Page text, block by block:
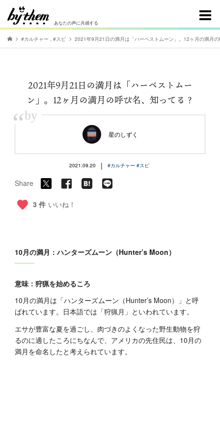
あなたの声に共感する
#カルチャー , #スピ 2021年9月21日の満月は「ハーベストムーン」。12ヶ月の満月
2021年9月21日の満月は「ハーベストムー
ン」。12ヶ月の満月の呼び名、知ってる？
“by
星のしずく
2021.09.20 | #カルチャー #スピ
Share
3 件 いいね！
10月の満月：ハンターズムーン（Hunter’s Moon）
意味：狩猟を始めるころ
10月の満月は「ハンターズムーン（Hunter’s Moon）」と呼
ばれています。日本語では「狩猟月」といわれています。
エサが豊富な夏を過ごし、肉づきのよくなった野生動物を狩
るのに適したころにちなんで、アメリカの先住民は、10月の
満月を命名したと考えられています。